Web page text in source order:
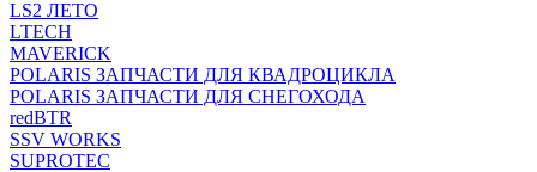
LS2 ЛЕТО
LTECH
MAVERICK
POLARIS ЗАПЧАСТИ ДЛЯ КВАДРОЦИКЛА
POLARIS ЗАПЧАСТИ ДЛЯ СНЕГОХОДА
redBTR
SSV WORKS
SUPROTEC